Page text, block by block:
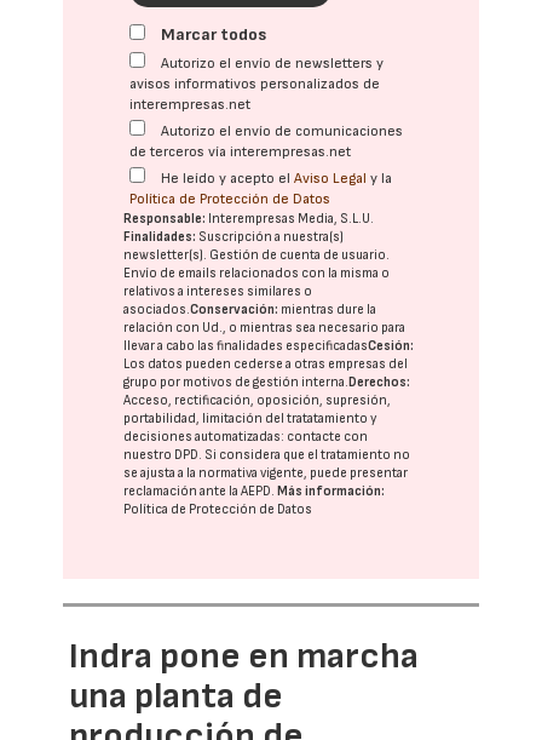
Marcar todos
Autorizo el envío de newsletters y
avisos informativos personalizados de
interempresas.net
Autorizo el envío de comunicaciones
de terceros vía interempresas.net
He leído y acepto elAviso Legal y la
Política de Protección de Datos
Responsable: Interempresas Media, S.L.U.
Finalidades: Suscripción a nuestra(s)
newsletter(s). Gestión de cuenta de usuario.
Envío de emails relacionados con la misma o
relativos a intereses similares o
asociados.Conservación: mientras dure la
relación con Ud., o mientras sea necesario para
llevar a cabo las finalidades especificadasCesión:
Los datos pueden cederse a otras empresas del
grupo por motivos de gestión interna.Derechos:
Acceso, rectificación, oposición, supresión,
portabilidad, limitación del tratatamiento y
decisiones automatizadas: contacte con
nuestro DPD . Si considera que el tratamiento no
se ajusta a la normativa vigente, puede presentar
reclamación ante laAEPD .Más información:
Política de Protección de Datos
Indra pone en marcha
una planta de